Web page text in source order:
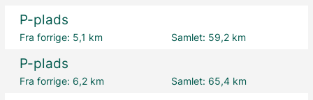
P-plads
Fra forrige: 5,1 km Samlet: 59,2 km
P-plads
Fra forrige: 6,2 km Samlet: 65,4 km